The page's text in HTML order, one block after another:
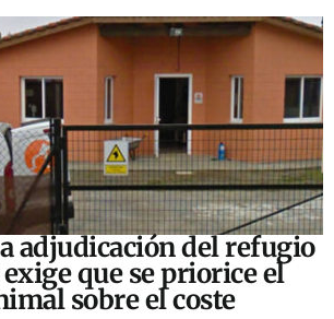
adjudicación del refugio
que se priorice el
sobre el coste